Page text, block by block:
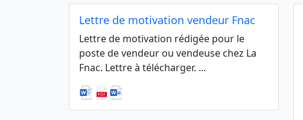
Lettre de motivation vendeur Fnac
Lettre de motivation rédigée pour le
poste de vendeur ou vendeuse chez La
Fnac. Lettre à télécharger. ...